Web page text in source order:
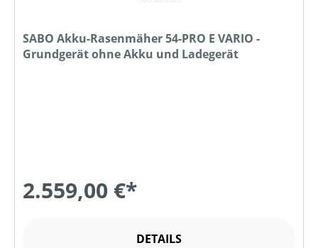
SABO Akku-Rasenmäher 54-PRO E VARIO -
Grundgerät ohne Akku und Ladegerät
2.559,00 €*
DETAILS